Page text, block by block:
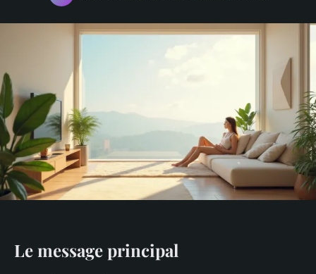
Le message principal